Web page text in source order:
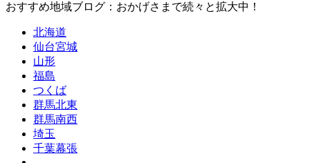
おすすめ地域ブログ：おかげさまで続々と拡大中！
北海道
仙台宮城
山形
福島
つくば
群馬北東
群馬南西
埼玉
千葉幕張